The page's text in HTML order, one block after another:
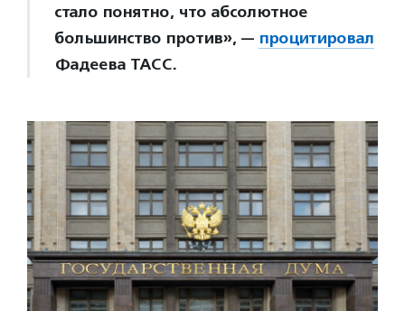
стало понятно, что абсолютное
большинство против», — процитировал
Фадеева ТАСС.